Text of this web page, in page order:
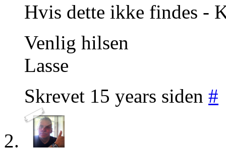
Hvis dette ikke findes -
Venlig hilsen
Lasse
Skrevet 15 years siden #